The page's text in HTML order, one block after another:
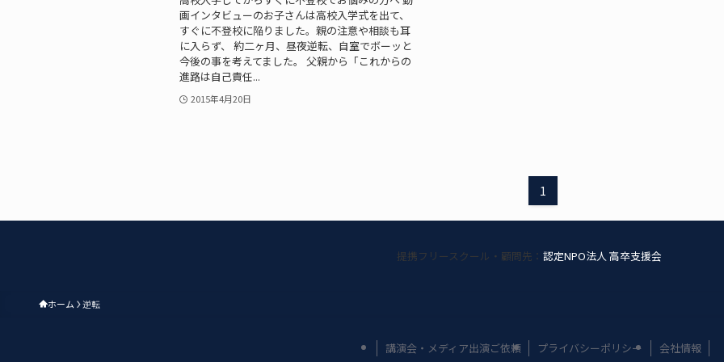
画インタビューのお子さんは高校入学式を出て、
すぐに不登校に陥りました。親の注意や相談も耳
に入らず、 約二ヶ月、昼夜逆転、自室でボーッと
今後の事を考えてました。 父親から「これからの
進路は自己責任...
2015年4月20日
1
提携フリースクール・顧問先： 認定NPO法人 高卒支援会
ホーム 逆転
講演会・メディア出演ご依頼 プライバシーポリシー 会社情報